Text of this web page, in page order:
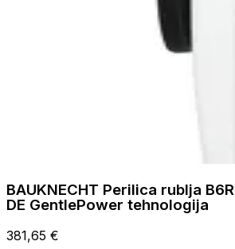
BAUKNECHT Perilica rublja
DE GentlePower tehnologija
381,65 €